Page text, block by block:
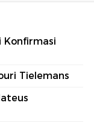
Konfirmasi
Tielemans